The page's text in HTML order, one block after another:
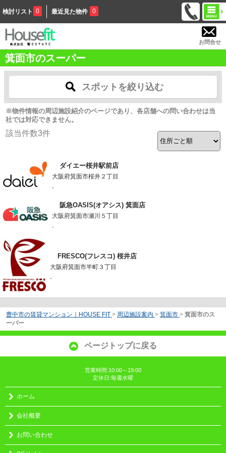
検討リスト 0 最近見た物件 0
お問合せ
箕面市のスーパー
スポットを絞り込む
※物件情報の周辺施設紹介のページであり、各店舗への問い合わせは当
社では対応できません。
該当件数3件
ダイエー桜井駅前店
大阪府箕面市桜井２丁目
-
阪急OASIS(オアシス) 箕面店
大阪府箕面市瀬川５丁目
-
FRESCO(フレスコ) 桜井店
大阪府箕面市半町３丁目
-
豊中市の賃貸マンション｜HOUSE FIT > 周辺施設案内 > 箕面市 > 箕面市のス
ーパー
ページトップに戻る
営業時間:10:00～19:00
定休日:毎週水曜
ホーム
会社概要
お問い合わせ